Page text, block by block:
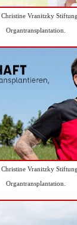
Vranitzky
Organtransplantation.
Vranitzky
Organtransplantation.